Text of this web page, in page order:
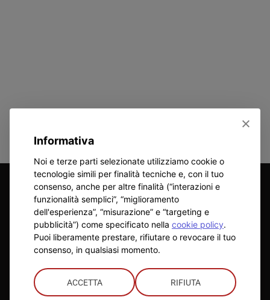
ISTITUTO
Direttore:
Don Mauro Mergola
Telefono:
0131 344195
Informativa
Noi e terze parti selezionate utilizziamo cookie o
tecnologie simili per finalità tecniche e, con il tuo
consenso, anche per altre finalità (“interazioni e
funzionalità semplici”, “miglioramento
dell'esperienza”, “misurazione” e “targeting e
pubblicità”) come specificato nella cookie policy.
Puoi liberamente prestare, rifiutare o revocare il tuo
consenso, in qualsiasi momento.
ACCETTA RIFIUTA